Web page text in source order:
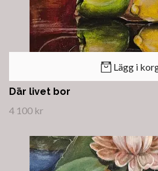
Lägg i
Där livet bor
4 100 kr